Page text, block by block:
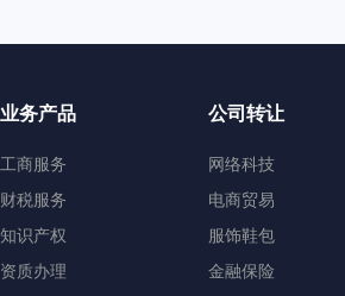
业务产品
工商服务
财税服务
知识产权
资质办理
公司转让
网络科技
电商贸易
服饰鞋包
金融保险